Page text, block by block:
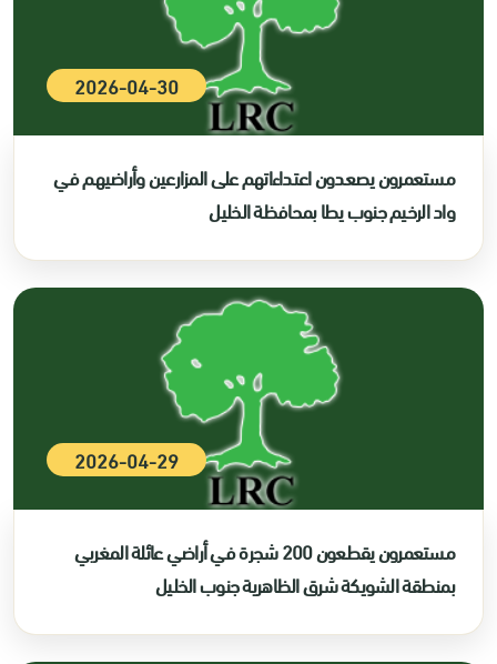
2026-04-30
مستعمرون يصعدون اعتداءاتهم على المزارعين وأراضيهم في
واد الرخيم جنوب يطا بمحافظة الخليل
2026-04-29
مستعمرون يقطعون 200 شجرة في أراضي عائلة المغربي
بمنطقة الشويكة شرق الظاهرية جنوب الخليل